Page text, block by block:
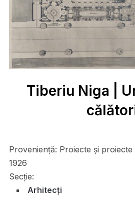
Tiberiu Niga |
Proveniență: Proiecte și proiecte
1926
Secție:
Arhitecți